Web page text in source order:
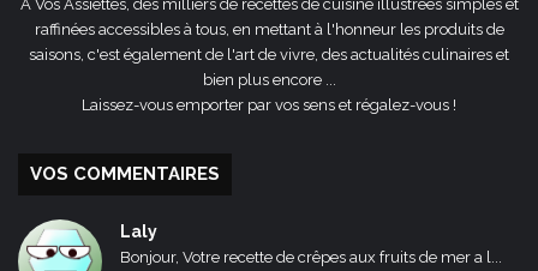
A Vos Assiettes, des milliers de recettes de cuisine illustrées simples et
raffinées accessibles à tous, en mettant à l'honneur les produits de
saisons, c'est également de l'art de vivre, des actualités culinaires et
bien plus encore ...
Laissez-vous emporter par vos sens et régalez-vous !
VOS COMMENTAIRES
Laly
Bonjour, Votre recette de crêpes aux fruits de mer a l...